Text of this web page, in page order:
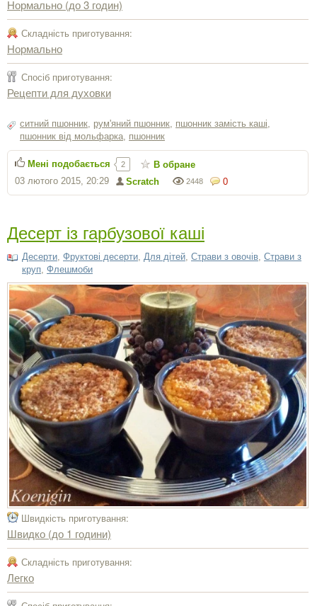
Нормально (до 3 годин)
Складність приготування:
Нормально
Спосіб приготування:
Рецепти для духовки
ситний пшонник рум'яний пшонник пшонник замість каші
пшонник від мольфарка пшонник
0
2448
Scratch
03 лютого 2015, 20:29
Мені подобається 2 В обране
Десерт із гарбузової каші
Десерти Фруктові десерти Для дітей Страви з овочів Страви з
круп Флешмоби
Швидкість приготування:
Швидко (до 1 години)
Складність приготування:
Легко